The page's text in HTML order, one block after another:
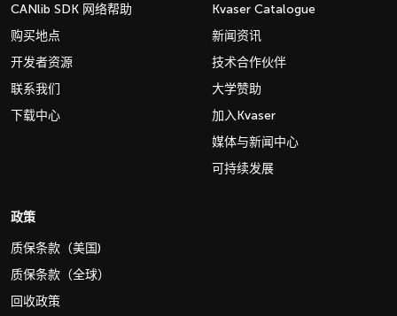
CANlib SDK 网络帮助
购买地点
开发者资源
联系我们
下载中心
Kvaser Catalogue
新闻资讯
技术合作伙伴
大学赞助
加入Kvaser
媒体与新闻中心
可持续发展
政策
质保条款（美国)
质保条款（全球）
回收政策